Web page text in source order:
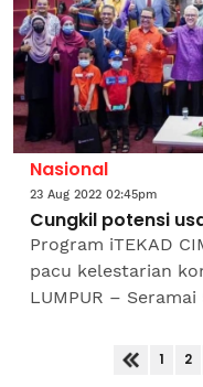
Nasional
23 Aug 2022 02:45pm
Cungkil potensi
Program iTEKAD
pacu kelestarian
LUMPUR –
Program iTEKAD
1 2